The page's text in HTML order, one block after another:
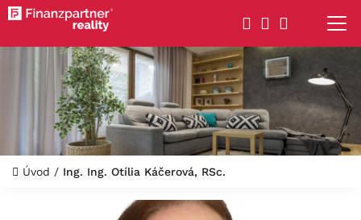
Úvod / Ing. Ing. Otília Káčerová, RSc.